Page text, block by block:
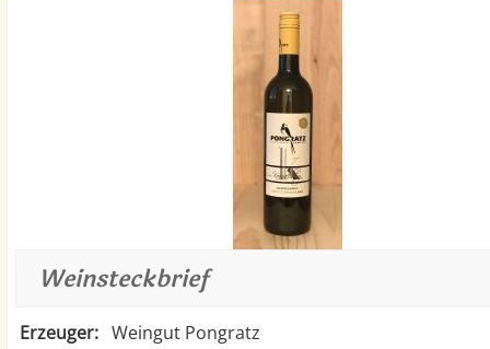
Weinsteckbrief
Erzeuger: Weingut Pongratz